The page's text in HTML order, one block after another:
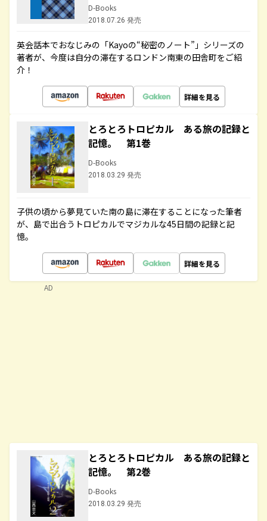
D-Books
2018.07.26 発売
英会話本でおなじみの「Kayoの“秘密のノート”」シリーズの
著者が、今度は自分の滞在するロンドン南東の田舎町をご紹
介！
詳細を見る
とろとろトロピカル ある旅の記録と
記憶。 第1巻
D-Books
2018.03.29 発売
子供の頃から夢見ていた南の島に滞在することになった筆者
が、島で出合うトロピカルでマジカルな45日間の記録と記
憶。
詳細を見る
とろとろトロピカル ある旅の記録と
記憶。 第2巻
D-Books
2018.03.29 発売
AD